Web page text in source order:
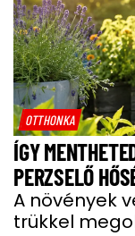
OTTHONKA
ÍGY
PERZSELŐ
A növények
trükkel